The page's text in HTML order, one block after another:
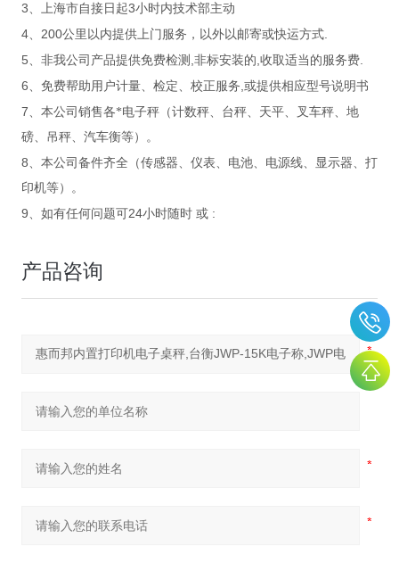
3、上海市自接日起3小时内技术部主动
4、 200公里以内提供上门服务，以外以邮寄或快运方式.
5、非我公司产品提供免费检测 ,非标安装的,收取适当的服务费.
6、免费帮助用户计量、检定、校正服务,或提供相应型号说明书
7、本公司销售各*电子秤（计数秤、台秤、天平、叉车秤、地
磅、吊秤、汽车衡等）。
8、本公司备件齐全（传感器、仪表、电池、电源线、显示器、打
印机等）。
9、如有任何问题可24小时随时 或:
产品咨询